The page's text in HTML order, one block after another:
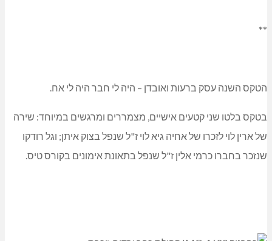
**
הטקס השנה עסק ברעות ואובדן – היה לי חבר היה לי אח.
בטקס בלטו שני קטעים אישיים, מצמררים ומרגשים במיוחד: שירה
של ארין לוי לזכרו של אחיה גיא לוי ז"ל שנפל בצוק איתן; וגל רודקו
שנזכר בחברו כרמי אלין ז"ל שנפל בתאונת אימונים בקורס טיס.